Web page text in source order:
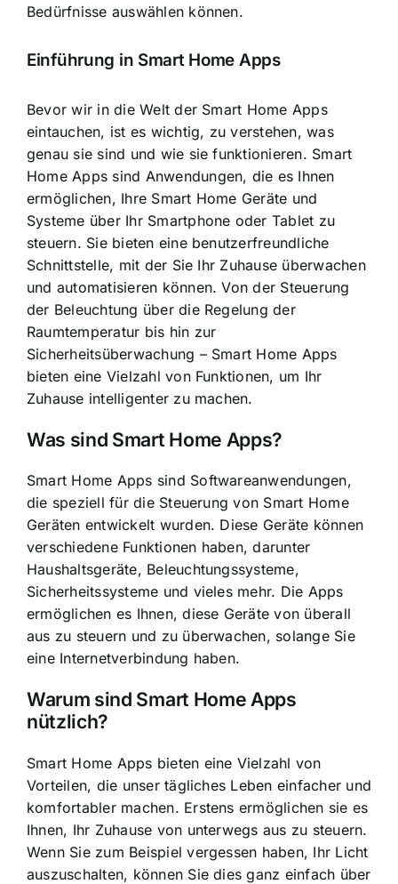
Bedürfnisse auswählen können.
Einführung in Smart Home Apps
Bevor wir in die Welt der Smart Home Apps
eintauchen, ist es wichtig, zu verstehen, was
genau sie sind und wie sie funktionieren. Smart
Home Apps sind Anwendungen, die es Ihnen
ermöglichen, Ihre Smart Home Geräte und
Systeme über Ihr Smartphone oder Tablet zu
steuern. Sie bieten eine benutzerfreundliche
Schnittstelle, mit der Sie Ihr Zuhause überwachen
und automatisieren können. Von der Steuerung
der Beleuchtung über die Regelung der
Raumtemperatur bis hin zur
Sicherheitsüberwachung – Smart Home Apps
bieten eine Vielzahl von Funktionen, um Ihr
Zuhause intelligenter zu machen.
Was sind Smart Home Apps?
Smart Home Apps sind Softwareanwendungen,
die speziell für die Steuerung von Smart Home
Geräten entwickelt wurden. Diese Geräte können
verschiedene Funktionen haben, darunter
Haushaltsgeräte, Beleuchtungssysteme,
Sicherheitssysteme und vieles mehr. Die Apps
ermöglichen es Ihnen, diese Geräte von überall
aus zu steuern und zu überwachen, solange Sie
eine Internetverbindung haben.
Warum sind Smart Home Apps
nützlich?
Smart Home Apps bieten eine Vielzahl von
Vorteilen, die unser tägliches Leben einfacher und
komfortabler machen. Erstens ermöglichen sie es
Ihnen, Ihr Zuhause von unterwegs aus zu steuern.
Wenn Sie zum Beispiel vergessen haben, Ihr Licht
auszuschalten, können Sie dies ganz einfach über